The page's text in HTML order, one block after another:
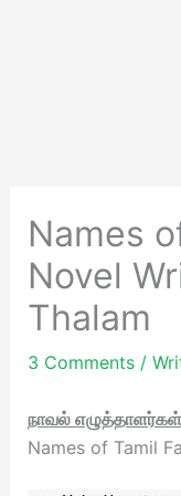
Names
Novel
Thalam
3 Comments /
நாவல்
Names of Tamil